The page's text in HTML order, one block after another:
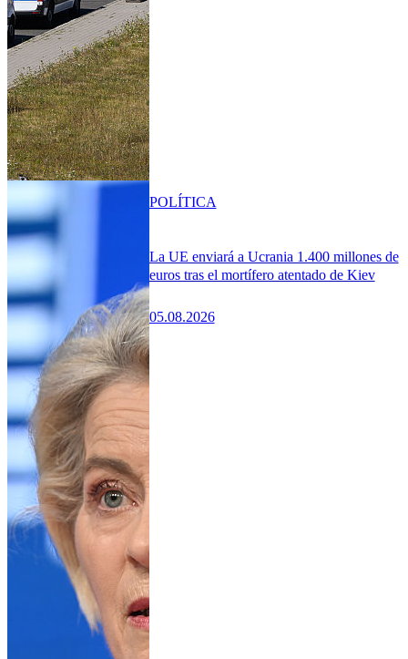
La UE enviará a Ucrania 1.400 millones de
euros tras el mortífero atentado de Kiev
05.08.2026
POLÍTICA